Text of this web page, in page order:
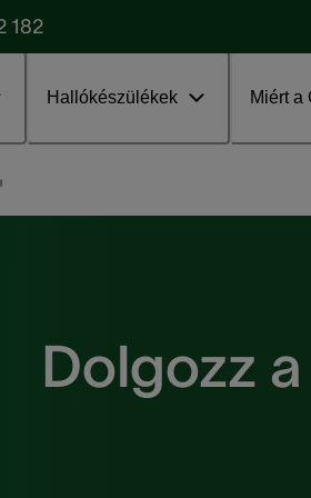
182
Hallókészülékek Miért a
Dolgozz